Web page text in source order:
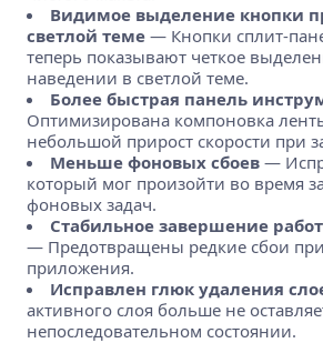
Видимое выделение кнопки
светлой теме — Кнопки сплит-
теперь показывают четкое
наведении в светлой теме.
Более быстрая панель
Оптимизирована компоновка
небольшой прирост скорости при
Меньше фоновых сбоев —
который мог произойти во время
фоновых задач.
Стабильное завершение
— Предотвращены редкие сбои
приложения.
Исправлен глюк удаления
активного слоя больше не
непоследовательном состоянии.